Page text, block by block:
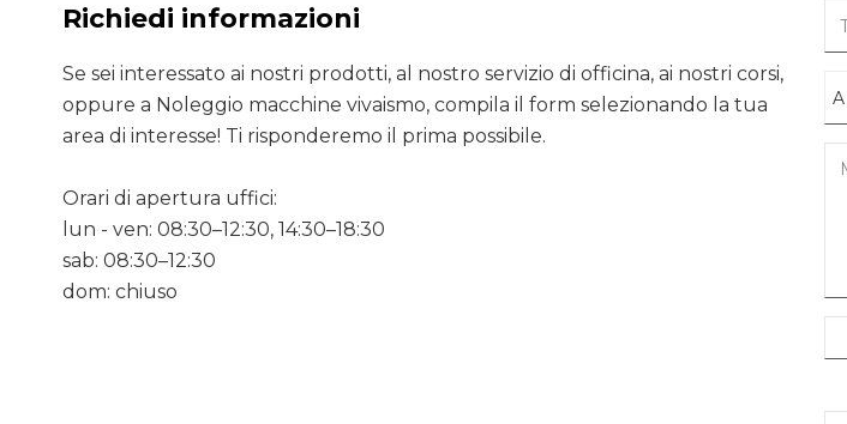
Richiedi informazioni
Se sei interessato ai nostri prodotti, al nostro servizio di officina, ai nostri corsi,
oppure a Noleggio macchine vivaismo, compila il form selezionando la tua
area di interesse! Ti risponderemo il prima possibile.
Orari di apertura uffici:
lun - ven: 08:30–12:30, 14:30–18:30
sab: 08:30–12:30
dom: chiuso